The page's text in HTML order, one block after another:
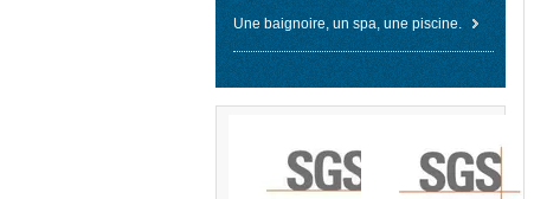
Une baignoire, un spa, une piscine.